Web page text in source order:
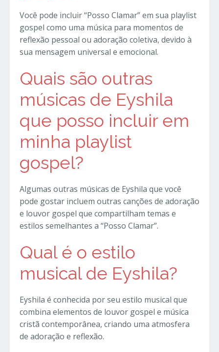
Você pode incluir “Posso Clamar” em sua playlist
gospel como uma música para momentos de
reflexão pessoal ou adoração coletiva, devido à
sua mensagem universal e emocional.
Quais são outras
músicas de Eyshila
que posso incluir em
minha playlist
gospel?
Algumas outras músicas de Eyshila que você
pode gostar incluem outras canções de adoração
e louvor gospel que compartilham temas e
estilos semelhantes a “Posso Clamar”.
Qual é o estilo
musical de Eyshila?
Eyshila é conhecida por seu estilo musical que
combina elementos de louvor gospel e música
cristã contemporânea, criando uma atmosfera
de adoração e reflexão.